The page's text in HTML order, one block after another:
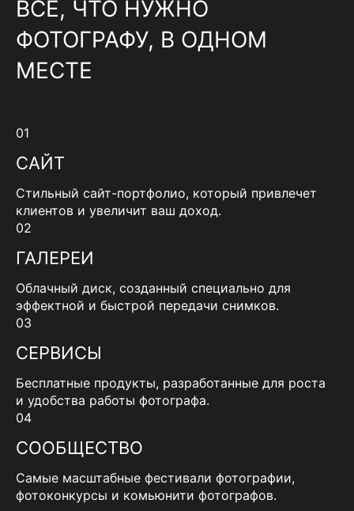
ВСЁ, ЧТО НУЖНО
ФОТОГРАФУ, В ОДНОМ
МЕСТЕ
01
САЙТ
Стильный сайт-портфолио, который привлечет
клиентов и увеличит ваш доход.
02
ГАЛЕРЕИ
Облачный диск, созданный специально для
эффектной и быстрой передачи снимков.
03
СЕРВИСЫ
Бесплатные продукты, разработанные для роста
и удобства работы фотографа.
04
СООБЩЕСТВО
Самые масштабные фестивали фотографии,
фотоконкурсы и комьюнити фотографов.